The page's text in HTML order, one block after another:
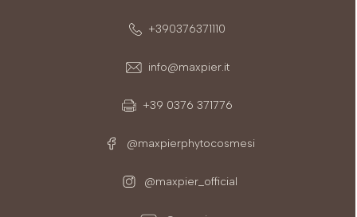
+390376371110
info@maxpier.it
+39 0376 371776
@maxpierphytocosmesi
@maxpier_official